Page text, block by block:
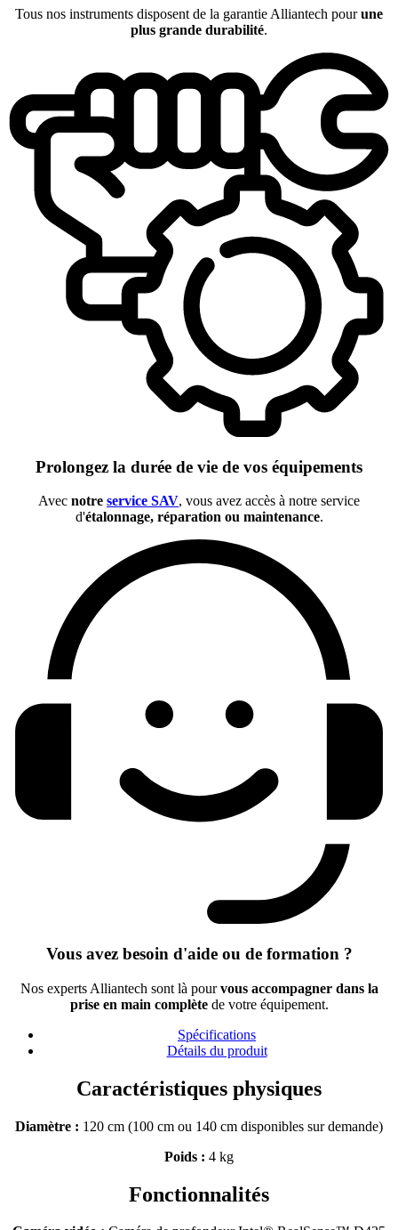
Tous nos instruments disposent de la garantie Alliantech pourune
plus grande durabilité.
Prolongez la durée de vie de vos équipements
Avec notre service SAV, vous avez accès à notre service
d'étalonnage, réparation ou maintenance.
Vous avez besoin d'aide ou de formation ?
Nos experts Alliantech sont là pourvous accompagner dans la
prise en main complètede votre équipement.
Spécifications
Détails du produit
Caractéristiques physiques
Diamètre : 120 cm (100 cm ou 140 cm disponibles sur demande)
Poids : 4 kg
Fonctionnalités